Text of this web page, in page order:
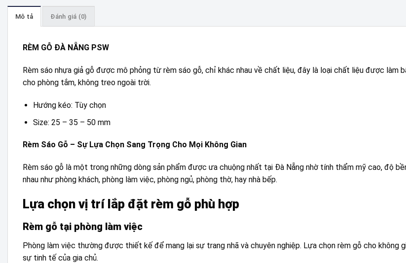
Mô tả Đánh giá (0)
RÈM GỖ ĐÀ NẴNG PSW
Rèm sáo nhựa giả gỗ được mô phỏng từ rèm sáo gỗ, chỉ khác nhau về chất liệu, đây là loại chất liệu được làm
cho phòng tắm, không treo ngoài trời.
Hướng kéo: Tùy chọn
Size: 25 – 35 – 50 mm
Rèm Sáo Gỗ – Sự Lựa Chọn Sang Trọng Cho Mọi Không Gian
Rèm sáo gỗ là một trong những dòng sản phẩm được ưa chuộng nhất tại Đà Nẵng nhờ tính thẩm mỹ cao, độ
nhau như phòng khách, phòng làm việc, phòng ngủ, phòng thờ, hay nhà bếp.
Lựa chọn vị trí lắp đặt rèm gỗ phù hợp
Rèm gỗ tại phòng làm việc
Phòng làm việc thường được thiết kế để mang lại sự trang nhã và chuyên nghiệp. Lựa chọn rèm gỗ cho không
sự tinh tế của gia chủ.